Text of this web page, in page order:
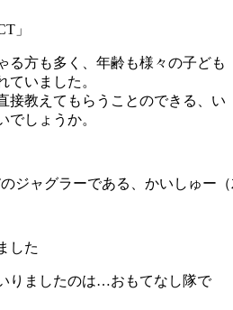
」
る方も多く、年齢も様々の子ども
ていました。
接教えてもらうことのできる、い
でしょうか。
のジャグラーである、かいしゅー
した
りましたのは…おもてなし隊で